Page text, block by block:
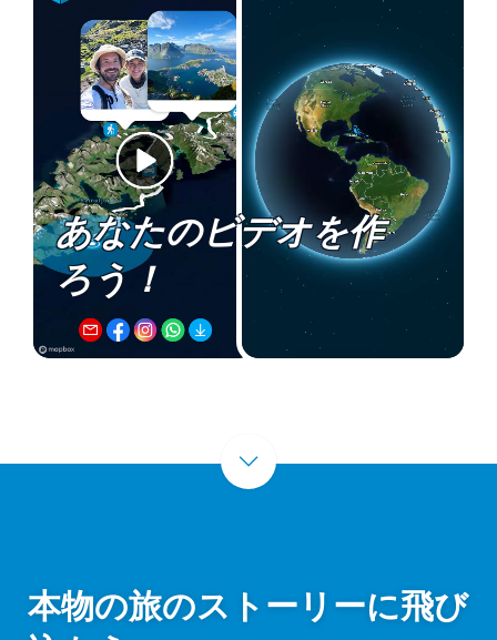
あなたのビデオを作
ろう！
本物の旅のストーリーに飛び